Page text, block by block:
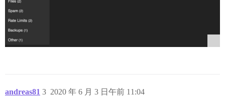
andreas81 2020 年 6 月 3 日午前 11:04
3